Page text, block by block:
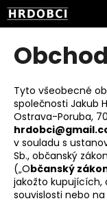
Přejít
na
obsah
Tyto všeobecné
společnosti Jakub
Ostrava-Poruba,
v souladu s
Sb., občanský
(„Občanský
jakožto kupujících,
souvislosti nebo
K
o
o
p
o
t
ř
e